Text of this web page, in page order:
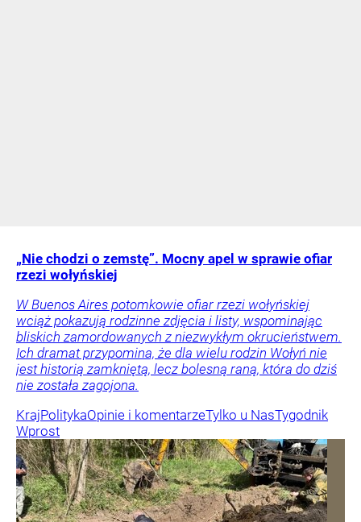
„Nie chodzi o zemstę”. Mocny apel w sprawie ofiar
rzezi wołyńskiej
W Buenos Aires potomkowie ofiar rzezi wołyńskiej
wciąż pokazują rodzinne zdjęcia i listy, wspominając
bliskich zamordowanych z niezwykłym okrucieństwem.
Ich dramat przypomina, że dla wielu rodzin Wołyń nie
jest historią zamkniętą, lecz bolesną raną, która do dziś
nie została zagojona.
KrajPolitykaOpinie i komentarzeTylko u NasTygodnik
Wprost